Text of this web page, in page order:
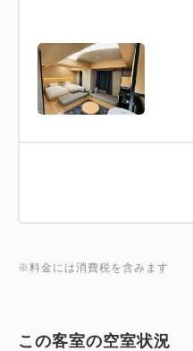
※料金には消費税を含みます
この客室の空室状況